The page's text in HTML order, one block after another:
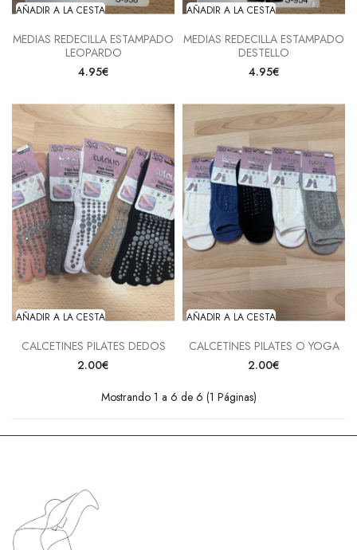
AÑADIR A LA CESTA
MEDIAS REDECILLA ESTAMPADO
LEOPARDO
4.95€
AÑADIR A LA CESTA
MEDIAS REDECILLA ESTAMPADO
DESTELLO
4.95€
AÑADIR A LA CESTA
CALCETINES PILATES DEDOS
2.00€
AÑADIR A LA CESTA
CALCETINES PILATES O YOGA
2.00€
Mostrando 1 a 6 de 6 (1 Páginas)